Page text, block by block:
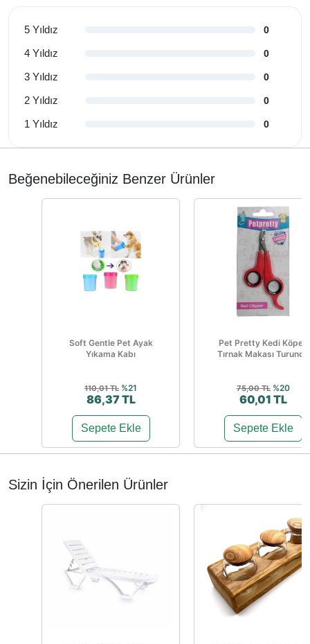
5 Yıldız 0
4 Yıldız 0
3 Yıldız 0
2 Yıldız 0
1 Yıldız 0
Beğenebileceğiniz Benzer Ürünler
Soft Gentle Pet Ayak
Yıkama Kabı
110,01 TL %21
86,37 TL
Sepete Ekle
Pet Pretty Kedi Köpek
Tırnak Makası Turuncu
75,00 TL %20
60,01 TL
Sepete Ekle
Sizin İçin Önerilen Ürünler